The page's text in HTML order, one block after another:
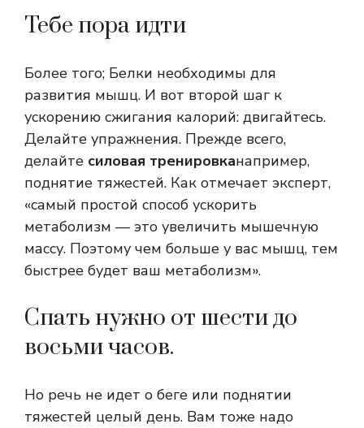
Тебе пора идти
Более того; Белки необходимы для
развития мышц. И вот второй шаг к
ускорению сжигания калорий: двигайтесь.
Делайте упражнения. Прежде всего,
делайте силовая тренировканапример,
поднятие тяжестей. Как отмечает эксперт,
«самый простой способ ускорить
метаболизм — это увеличить мышечную
массу. Поэтому чем больше у вас мышц, тем
быстрее будет ваш метаболизм».
Спать нужно от шести до
восьми часов.
Но речь не идет о беге или поднятии
тяжестей целый день. Вам тоже надо